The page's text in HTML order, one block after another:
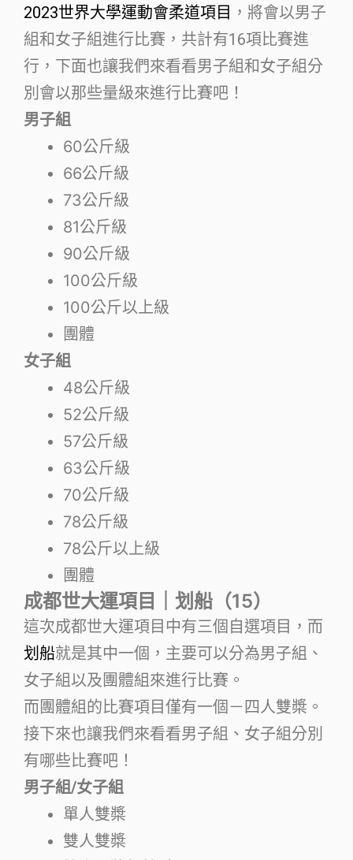
2023世界大學運動會柔道項目 ，將會以男子
組和女子組進行比賽，共計有16項比賽進
行，下面也讓我們來看看男子組和女子組分
別會以那些量級來進行比賽吧！
男子組
60公斤級
66公斤級
73公斤級
81公斤級
90公斤級
100公斤級
100公斤以上級
團體
女子組
48公斤級
52公斤級
57公斤級
63公斤級
70公斤級
78公斤級
78公斤以上級
團體
成都世大運項目｜划船（15）
這次成都世大運項目中有三個自選項目，而
划船就是其中一個，主要可以分為男子組、
女子組以及團體組來進行比賽。
而團體組的比賽項目僅有一個－四人雙槳。
接下來也讓我們來看看男子組、女子組分別
有哪些比賽吧！
男子組/女子組
單人雙槳
雙人雙槳